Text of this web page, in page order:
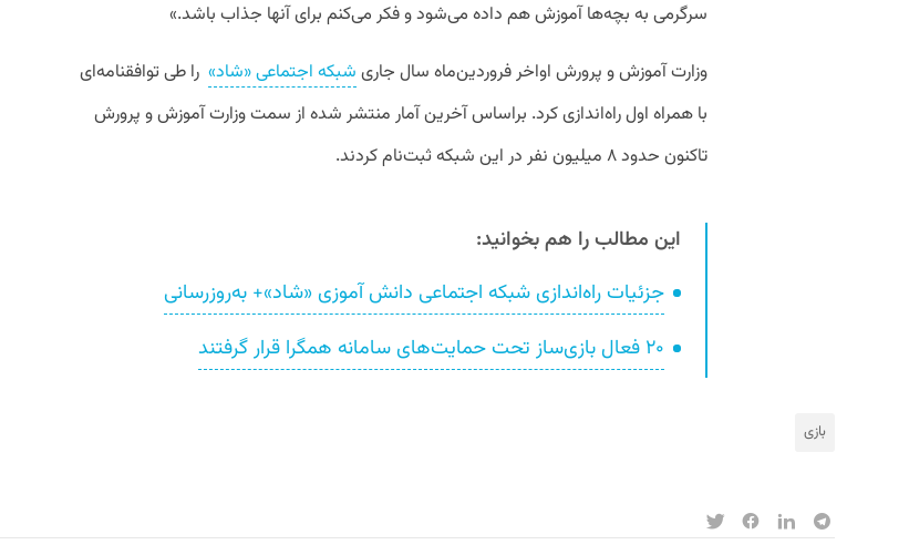
سرگرمی به بچه‌ها آموزش هم داده می‌شود و فکر می‌کنم برای آنها جذاب باشد.»
وزارت آموزش و پرورش اواخر فروردین‌ماه سال جاری شبکه اجتماعی «شاد» را طی توافقنامه‌ای
با همراه اول راه‌اندازی کرد. براساس آخرین آمار منتشر شده از سمت وزارت آموزش و پرورش
تاکنون حدود ۸ میلیون نفر در این شبکه ثبت‌نام کردند.
این مطالب را هم بخوانید:
جزئیات راه‌اندازی شبکه اجتماعی دانش آموزی «شاد»+ به‌روزرسانی
۲۰ فعال بازی‌ساز تحت حمایت‌های سامانه همگرا قرار گرفتند
بازی